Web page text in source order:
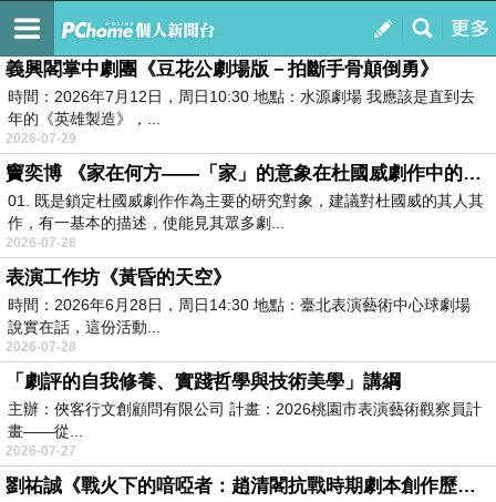
我的
訂閱
LULUSHARP
義興閣掌中劇團《豆花公劇場版－拍斷手骨顛倒勇》
時間：2026年7月12日，周日10:30 地點：水源劇場 我應該是直到去
年的《英雄製造》，...
2026-07-29
竇奕博 《家在何方——「家」的意象在杜國威劇作中的展現與效用》閱讀筆記
01. 既是鎖定杜國威劇作作為主要的研究對象，建議對杜國威的其人其
作，有一基本的描述，使能見其眾多劇...
2026-07-28
表演工作坊《黃昏的天空》
時間：2026年6月28日，周日14:30 地點：臺北表演藝術中心球劇場
說實在話，這份活動...
2026-07-28
「劇評的自我修養、實踐哲學與技術美學」講綱
主辦：俠客行文創顧問有限公司 計畫：2026桃園市表演藝術觀察員計
畫——從...
2026-07-27
劉祐誠《戰火下的喑啞者：趙清閣抗戰時期劇本創作歷程研究》閱讀筆記